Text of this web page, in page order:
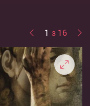
1 з 16